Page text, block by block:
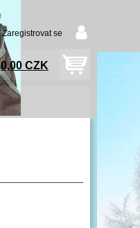
Zaregistrovat se
0,00 CZK